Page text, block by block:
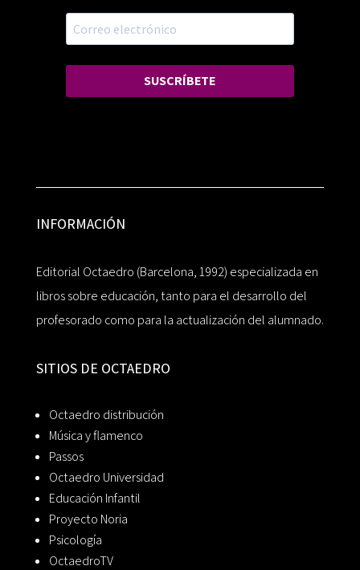
SUSCRÍBETE
INFORMACIÓN
Editorial Octaedro (Barcelona, 1992) especializada en
libros sobre educación, tanto para el desarrollo del
profesorado como para la actualización del alumnado.
SITIOS DE OCTAEDRO
Octaedro distribución
Música y flamenco
Passos
Octaedro Universidad
Educación Infantil
Proyecto Noria
Psicología
OctaedroTV